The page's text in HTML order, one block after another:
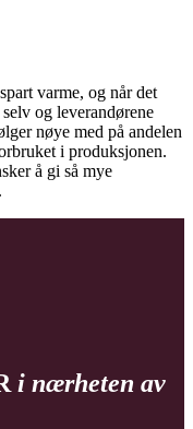
varme, og når det
og leverandørene
nøye med på andelen
i produksjonen.
å gi så mye
i nærheten av